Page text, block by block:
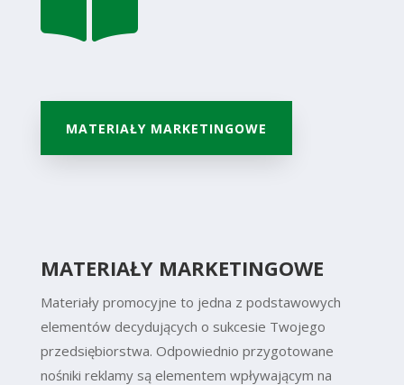
MATERIAŁY MARKETINGOWE
MATERIAŁY MARKETINGOWE
Materiały promocyjne to jedna z podstawowych
elementów decydujących o sukcesie Twojego
przedsiębiorstwa. Odpowiednio przygotowane
nośniki reklamy są elementem wpływającym na